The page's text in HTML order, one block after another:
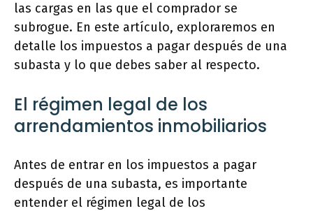
las cargas en las que el comprador se
subrogue. En este artículo, exploraremos en
detalle los impuestos a pagar después de una
subasta y lo que debes saber al respecto.
El régimen legal de los
arrendamientos inmobiliarios
Antes de entrar en los impuestos a pagar
después de una subasta, es importante
entender el régimen legal de los